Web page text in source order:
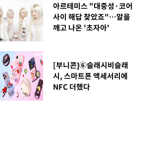
아르테미스 "대중성·코어
사이 해답 찾았죠"…알을
깨고 나온 '초자아'
[부니콘]⑥슬래시비슬래
시, 스마트폰 액세서리에
NFC 더했다